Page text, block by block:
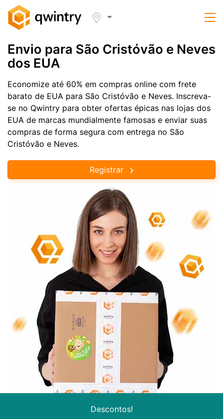
Envio para São Cristóvão e Neves
dos EUA
Economize até 60% em compras online com frete
barato de EUA para São Cristóvão e Neves. Inscreva-
se no Qwintry para obter ofertas épicas nas lojas dos
EUA de marcas mundialmente famosas e enviar suas
compras de forma segura com entrega no São
Cristóvão e Neves.
Registrar
Descontos!